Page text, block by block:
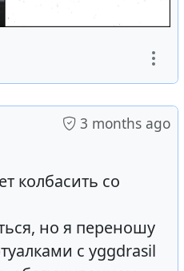
3 months ago
колбасить со
но я переношу
с yggdrasil